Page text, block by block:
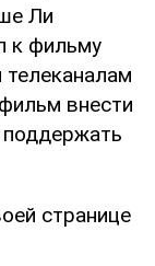
Ли
к фильму
внести
странице